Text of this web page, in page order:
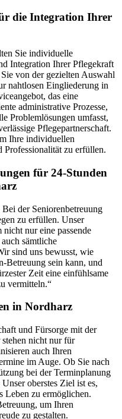
die Integration Ihrer
Sie individuelle
Integration Ihrer Pflegekraft
von der gezielten Auswahl
nahtlosen Eingliederung in
das eine
administrative Prozesse,
Problemlösungen umfasst,
Pflegepartnerschaft.
Ihre individuellen
Professionalität zu erfüllen.
für 24-Stunden
der Seniorenbetreuung
zu erfüllen. Unser
nur eine passende
sämtliche
sind uns bewusst, wie
Betreuung sein kann, und
Zeit eine einfühlsame
vermitteln.“
in Nordharz
und Fürsorge mit der
nicht nur für
auch Ihren
im Auge. Ob Sie nach
bei der Terminplanung
oberstes Ziel ist es,
Leben zu ermöglichen.
um Ihren
zu gestalten.